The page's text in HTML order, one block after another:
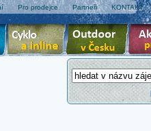
Pro prodejce Partneři KONTAKT